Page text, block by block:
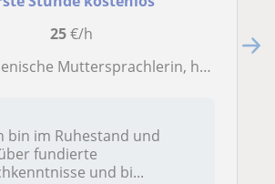
25€/h
habe einen Hochschulabschluss und kann Referenzen vorweisen.
bin im Ruhestand und
fundierte
und bi...